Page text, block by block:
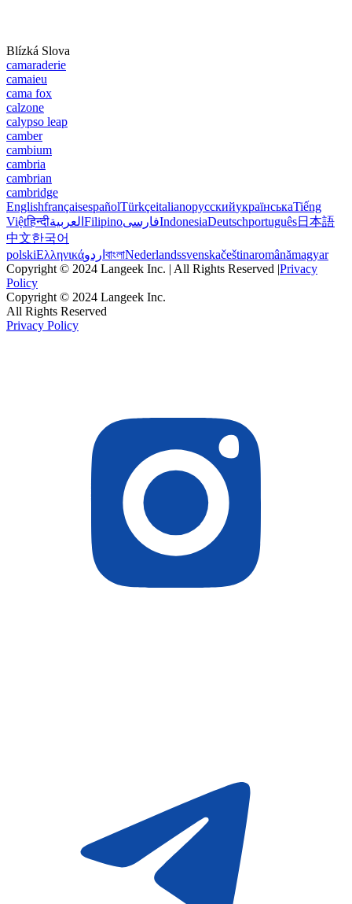
Blízká Slova
camaraderie
camaieu
cama fox
calzone
calypso leap
camber
cambium
cambria
cambrian
cambridge
EnglishfrançaisespañolTürkçeitalianoрусскийукраїнськаTiếng
Việtहिन्दीالعربية FilipinoفارسیIndonesiaDeutschportuguês日本語
中文한국어
polskiΕλληνικάاردو বাংলাNederlandssvenskačeštinaromânămagyar
Copyright © 2024 Langeek Inc. | All Rights Reserved |Privacy
Policy
Copyright © 2024 Langeek Inc.
All Rights Reserved
Privacy Policy